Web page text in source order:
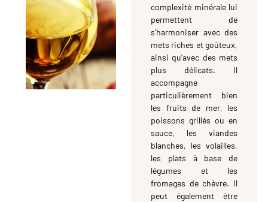
complexité minérale lui
permettent de
s’harmoniser avec des
mets riches et goûteux,
ainsi qu’avec des mets
plus délicats. Il
accompagne
particulièrement bien
les fruits de mer, les
poissons grillés ou en
sauce, les viandes
blanches, les volailles,
les plats à base de
légumes et les
fromages de chèvre. Il
peut également être